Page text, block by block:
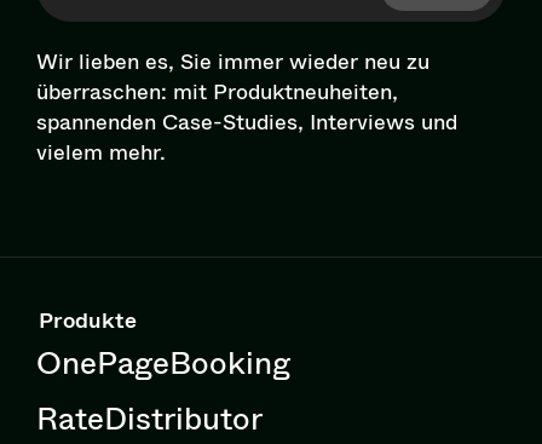
Wir lieben es, Sie immer wieder neu zu
überraschen: mit Pro­dukt­neu­hei­ten,
spannenden Case-Studies, Interviews und
vielem mehr.
Produkte
OnePageBooking
RateDistributor